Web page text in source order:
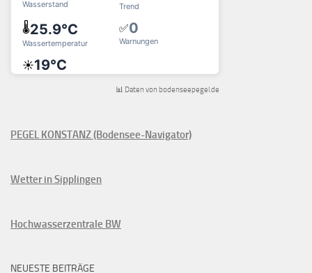
📊 Daten von bodenseepegel.de
PEGEL KONSTANZ (Bodensee-Navigator)
Wetter in Sipplingen
Hochwasserzentrale BW
NEUESTE BEITRÄGE